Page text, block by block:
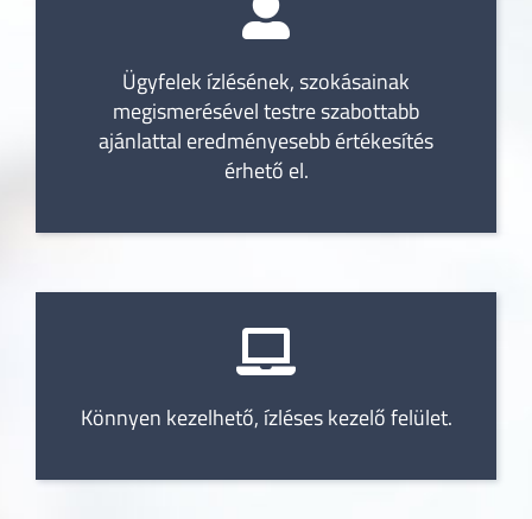
Ügyfelek ízlésének, szokásainak
megismerésével testre szabottabb
ajánlattal eredményesebb értékesítés
érhető el.
Könnyen kezelhető, ízléses kezelő felület.